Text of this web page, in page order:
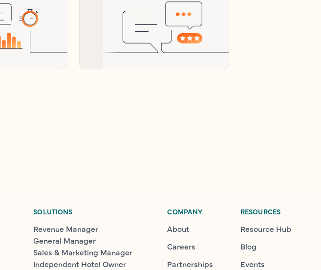
SOLUTIONS
Revenue Manager
General Manager
Sales & Marketing Manager
Independent Hotel Owner
COMPANY
About
Careers
Partnerships
RESOURCES
Resource Hub
Blog
Events